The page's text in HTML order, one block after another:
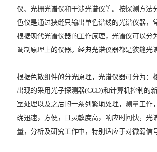
仪、光栅光谱仪和干涉光谱仪等。按探测方法
色仪是通过狭缝只输出单色谱线的光谱仪器，
根据现代光谱仪器的工作原理，光谱仪可以分
调制原理上的仪器。经典光谱仪器都是狭缝光
根据色散组件的分光原理，光谱仪器可分为：
出现的采用光子探测器(CCD)和计算机控制的
室处理以及之后的一系列繁琐处理，测量工
确迅速，方便，且灵敏度高，响应时间快，光
量，分析及研究工作中，特别适应于对微弱信